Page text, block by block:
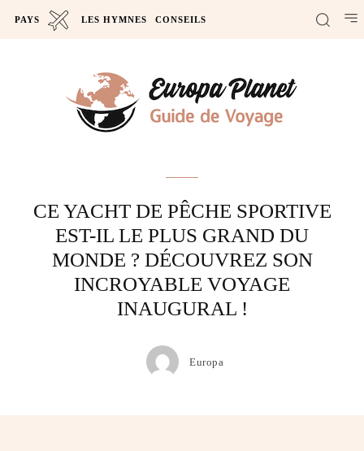
PAYS LES HYMNES CONSEILS
CE YACHT DE PÊCHE SPORTIVE
EST-IL LE PLUS GRAND DU
MONDE ? DÉCOUVREZ SON
INCROYABLE VOYAGE
INAUGURAL !
Europa